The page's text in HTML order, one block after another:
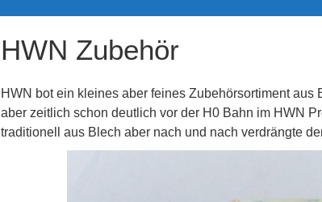
HWN Zubehör
HWN bot ein kleines aber feines Zubehörsortiment
aber zeitlich schon deutlich vor der H0 Bahn im HWN
traditionell aus Blech aber nach und nach verdrängte